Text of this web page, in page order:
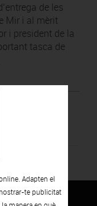
de les
Mir i al mèrit
i president de la
tasca de
adjunt
Adapten el
te publicitat